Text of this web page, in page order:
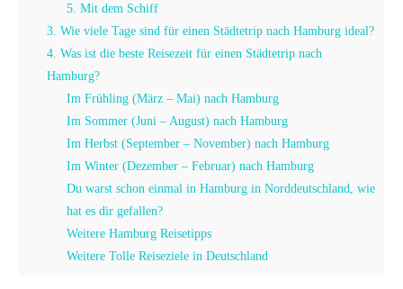
5. Mit dem Schiff
3. Wie viele Tage sind für einen Städtetrip nach Hamburg ideal?
4. Was ist die beste Reisezeit für einen Städtetrip nach
Hamburg?
Im Frühling (März – Mai) nach Hamburg
Im Sommer (Juni – August) nach Hamburg
Im Herbst (September – November) nach Hamburg
Im Winter (Dezember – Februar) nach Hamburg
Du warst schon einmal in Hamburg in Norddeutschland, wie
hat es dir gefallen?
Weitere Hamburg Reisetipps
Weitere Tolle Reiseziele in Deutschland